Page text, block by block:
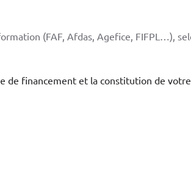
(FAF, Afdas, Agefice, FIFPL…),
de financement et la constitution de